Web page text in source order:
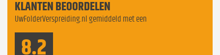
KLANTEN BEOORDELEN
UwFolderVerspreiding.nl gemiddeld met een
8.2